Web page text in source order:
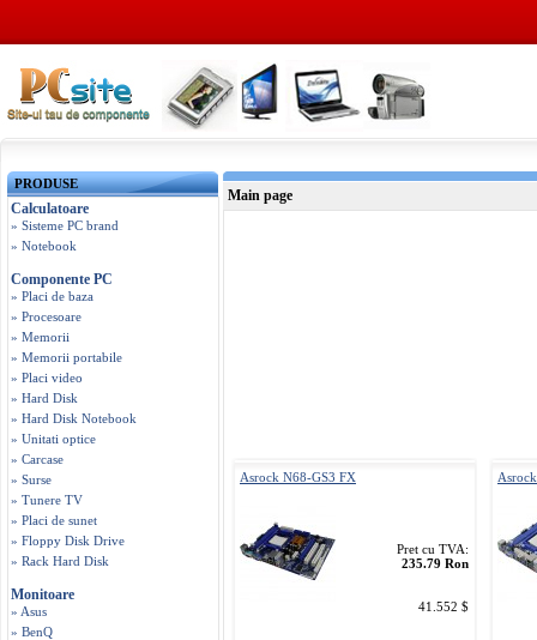
PRODUSE
Calculatoare
» Sisteme PC brand
» Notebook
Componente PC
» Placi de baza
» Procesoare
» Memorii
» Memorii portabile
» Placi video
» Hard Disk
» Hard Disk Notebook
» Unitati optice
» Carcase
» Surse
» Tunere TV
» Placi de sunet
» Floppy Disk Drive
» Rack Hard Disk
Monitoare
» Asus
» BenQ
Main page
Asrock N68-GS3 FX
Pret cu TVA:
235.79 Ron
41.552 $